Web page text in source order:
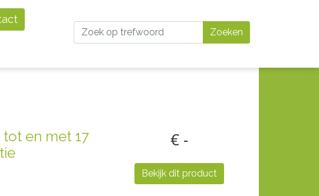
Zoeken
tot en met 17
€ -
Bekijk dit product